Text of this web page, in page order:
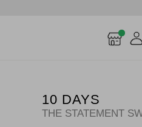
10 DAYS
THE STATEMENT